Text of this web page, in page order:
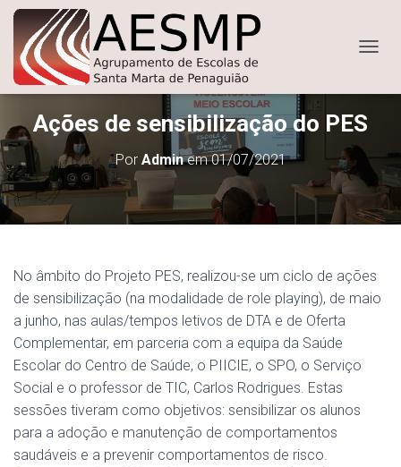
Ações de sensibilização do PES
Por Adminem01/07/2021
No âmbito do Projeto PES, realizou-se um ciclo de ações
de sensibilização (na modalidade de role playing), de maio
a junho, nas aulas/tempos letivos de DTA e de Oferta
Complementar, em parceria com a equipa da Saúde
Escolar do Centro de Saúde, o PIICIE, o SPO, o Serviço
Social e o professor de TIC, Carlos Rodrigues. Estas
sessões tiveram como objetivos: sensibilizar os alunos
para a adoção e manutenção de comportamentos
saudáveis e a prevenir comportamentos de risco.